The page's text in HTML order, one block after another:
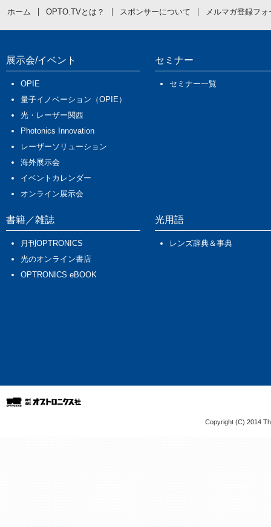
ホーム OPTO.TVとは？ スポンサーについて メルマガ登録フォ
Copyright (C) 2014